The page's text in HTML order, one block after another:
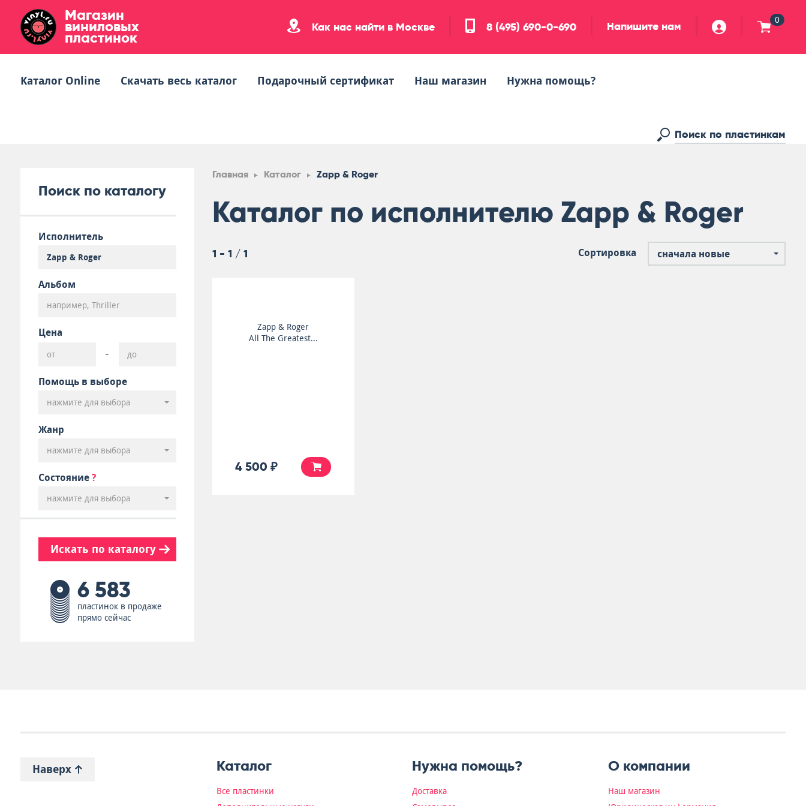
Магазин
виниловых
пластинок
Как нас найти в Москве 8 (495) 690-0-690 Напишите нам 0
Каталог Online Скачать весь каталог Подарочный сертификат Наш магазин Нужна помощь?
Поиск по каталогу
Исполнитель
Альбом
Цена
-
Помощь в выборе
нажмите для выбора
Жанр
нажмите для выбора
Состояние ?
нажмите для выбора
Искать по каталогу
6 583
пластинок в продаже
прямо сейчас
Главная Каталог Zapp & Roger
Каталог по исполнителю Zapp & Roger
1 - 1 / 1 Сортировка сначала новые
Zapp & Roger
All The Greatest...
4 500 ₽
Наверх Каталог
Все пластинки
Нужна помощь?
Доставка
О компании
Наш магазин